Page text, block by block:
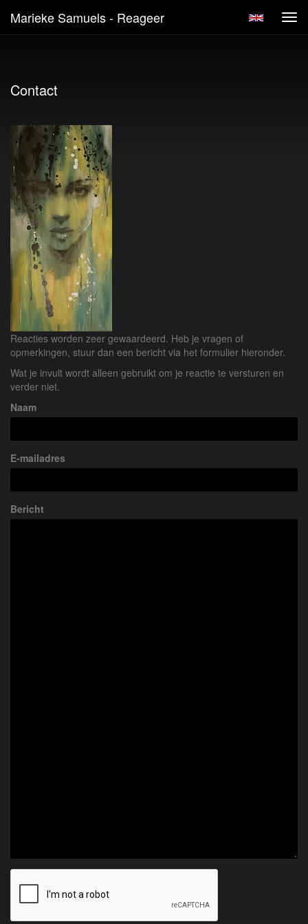
Marieke Samuels - Reageer
Contact
Reacties worden zeer gewaardeerd. Heb je vragen of
opmerkingen, stuur dan een bericht via het formulier hieronder.
Wat je invult wordt alleen gebruikt om je reactie te versturen en
verder niet.
Naam
E-mailadres
Bericht